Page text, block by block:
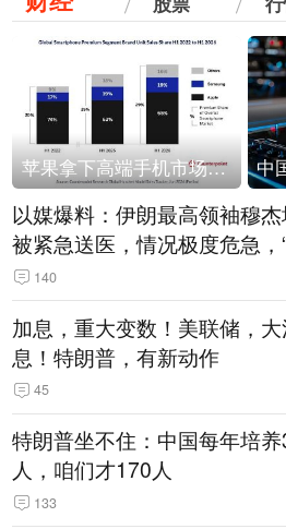
苹果拿下高端手机市场65%的份额：iPhone 17系列功不可没
以媒爆料：伊朗最高领袖穆
被紧急送医，情况极度危急，
随时会死去”
140
加息，重大变数！美联储，
息！特朗普，有新动作
45
特朗普坐不住：中国每年培
人，咱们才170人
133